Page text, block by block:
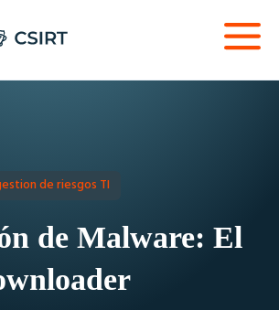
de riesgos TI
de Malware: El